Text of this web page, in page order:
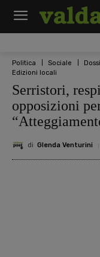
Politica Sociale
Edizioni locali
Serristori,
opposizioni
di Glenda Venturini